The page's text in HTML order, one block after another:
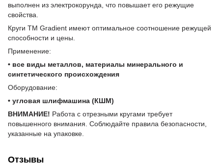
выполнен из электрокорунда, что повышает его режущие
свойства.
Круги TM Gradient имеют оптимальное соотношение режущей
способности и цены.
Применение:
• все виды металлов, материалы минерального и
синтетического происхождения
Оборудование:
• угловая шлифмашина (КШМ)
ВНИМАНИЕ! Работа с отрезными кругами требует
повышенного внимания. Соблюдайте правила безопасности,
указанные на упаковке.
Отзывы